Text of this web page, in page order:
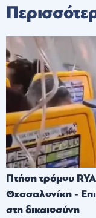
Πτήση τρόμου
Θεσσαλονίκη -
στη δικαιοσύνη